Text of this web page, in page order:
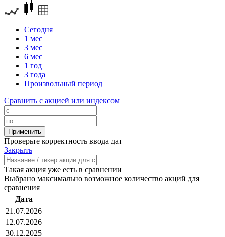
Сегодня
1 мес
3 мес
6 мес
1 год
3 года
Произвольный период
Сравнить с акцией или индексом
Проверьте корректность ввода дат
Закрыть
Такая акция уже есть в сравнении
Выбрано максимально возможное количество акций для
сравнения
Дата
21.07.2026
12.07.2026
30.12.2025